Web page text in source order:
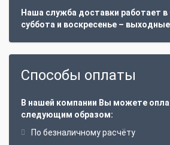
Наша служба доставки работает в
суббота и воскресенье –
Способы оплаты
В нашей компании Вы можете
следующим образом:
По безналичному расчёту